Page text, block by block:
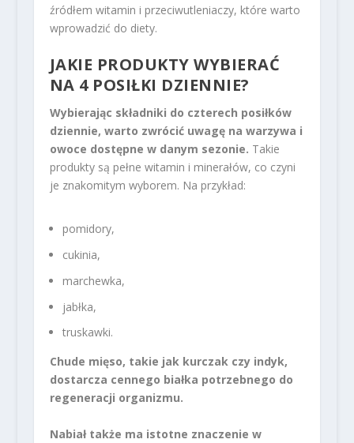
źródłem witamin i przeciwutleniaczy, które warto
wprowadzić do diety.
JAKIE PRODUKTY WYBIERAĆ
NA 4 POSIŁKI DZIENNIE?
Wybierając składniki do czterech posiłków
dziennie, warto zwrócić uwagę na warzywa i
owoce dostępne w danym sezonie. Takie
produkty są pełne witamin i minerałów, co czyni
je znakomitym wyborem. Na przykład:
pomidory,
cukinia,
marchewka,
jabłka,
truskawki.
Chude mięso, takie jak kurczak czy indyk,
dostarcza cennego białka potrzebnego do
regeneracji organizmu.
Nabiał także ma istotne znaczenie w